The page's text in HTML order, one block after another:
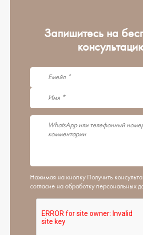
Запишитесь на
Нажимая на кнопку Получить
согласие на обработку персональных